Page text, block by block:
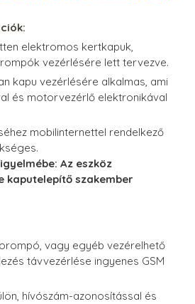
elektromos kertkapuk,
vezérlésére lett tervezve.
kapu vezérlésére alkalmas, ami
és motorvezérlő elektronikával
mobilinternettel rendelkező
Az eszköz
kaputelepítő szakember
vagy egyéb vezérelhető
távvezérlése ingyenes GSM
hívószám-azonosítással és